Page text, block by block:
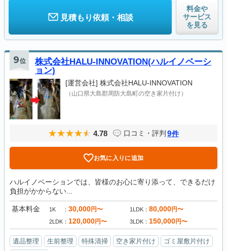
見積もり依頼・相談
料金や
サービス
を見る
9位
株式会社HALU-INNOVATION(ハルイノベーシ
ョン)
[運営会社] 株式会社HALU-INNOVATION
（山口県大島郡周防大島町の空き家片付け）
4.78 口コミ・評判 9件
お気に入りに追加
ハルイノベーションでは、皆様のお心に寄り添って、できるだけ
負担がかからない...
基本料金 1K 30,000円〜 1LDK 80,000円〜
2LDK 120,000円〜 3LDK 150,000円〜
遺品整理 生前整理 特殊清掃 空き家片付け
ゴミ屋敷片付け